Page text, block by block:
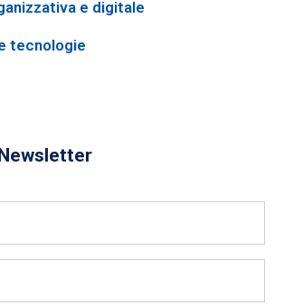
e digitale
tecnologie